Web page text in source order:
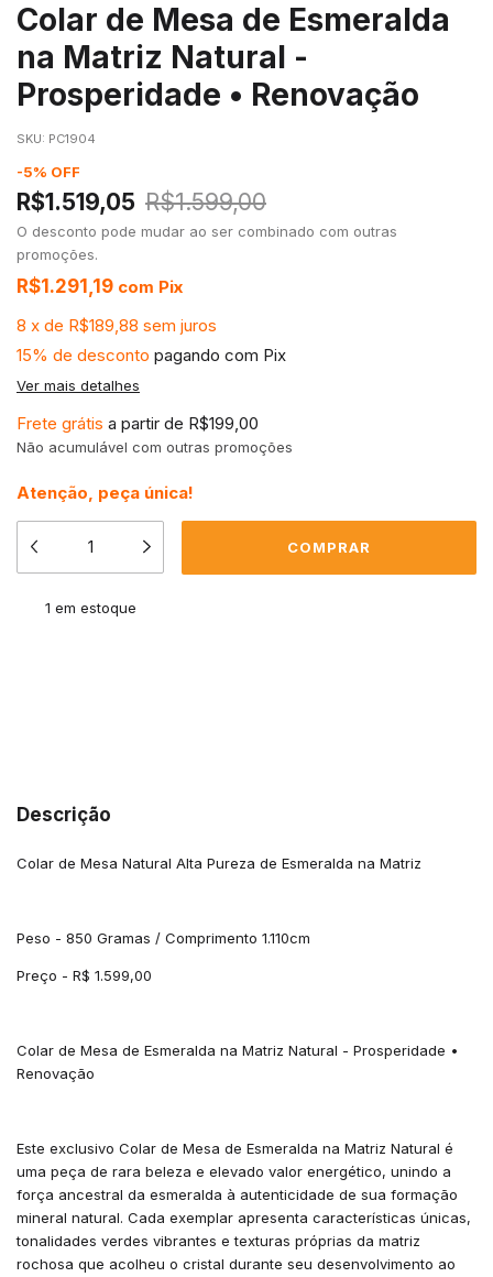
Colar de Mesa de Esmeralda
na Matriz Natural -
Prosperidade • Renovação
SKU: PC1904
-5% OFF
R$1.519,05 R$1.599,00
O desconto pode mudar ao ser combinado com outras
promoções.
R$1.291,19 com Pix
8 x de R$189,88 sem juros
15% de desconto pagando com Pix
Ver mais detalhes
Frete grátis a partir de R$199,00
Não acumulável com outras promoções
Atenção, peça única!
1 em estoque
Descrição
Colar de Mesa Natural Alta Pureza de Esmeralda na Matriz
Peso - 850 Gramas / Comprimento 1.110cm
Preço - R$ 1.599,00
Colar de Mesa de Esmeralda na Matriz Natural - Prosperidade •
Renovação
Este exclusivo Colar de Mesa de Esmeralda na Matriz Natural é
uma peça de rara beleza e elevado valor energético, unindo a
força ancestral da esmeralda à autenticidade de sua formação
mineral natural. Cada exemplar apresenta características únicas,
tonalidades verdes vibrantes e texturas próprias da matriz
rochosa que acolheu o cristal durante seu desenvolvimento ao